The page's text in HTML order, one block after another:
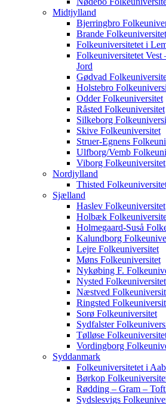
Midtjylland
Bjerringbro
Brande Folkeuniversitet
Folkeuniversitetet i
Folkeuniversitetet
Jord
Gødvad
Holstebro
Odder Folkeuniversitet
Råsted Folkeuniversitet
Silkeborg
Skive Folkeuniversitet
Struer-Egnens
Ulfborg/Vemb
Viborg Folkeuniversitet
Nordjylland
Thisted
Sjælland
Haslev Folkeuniversitet
Holbæk
Holmegaard-Suså
Kalundborg
Lejre Folkeuniversitet
Møns Folkeuniversitet
Nykøbing F.
Nysted Folkeuniversitet
Næstved
Ringsted
Sorø Folkeuniversitet
Sydfalster
Tølløse
Vordingborg
Syddanmark
Folkeuniversitetet i
Børkop
Rødding – Gram –
Sydslesvigs